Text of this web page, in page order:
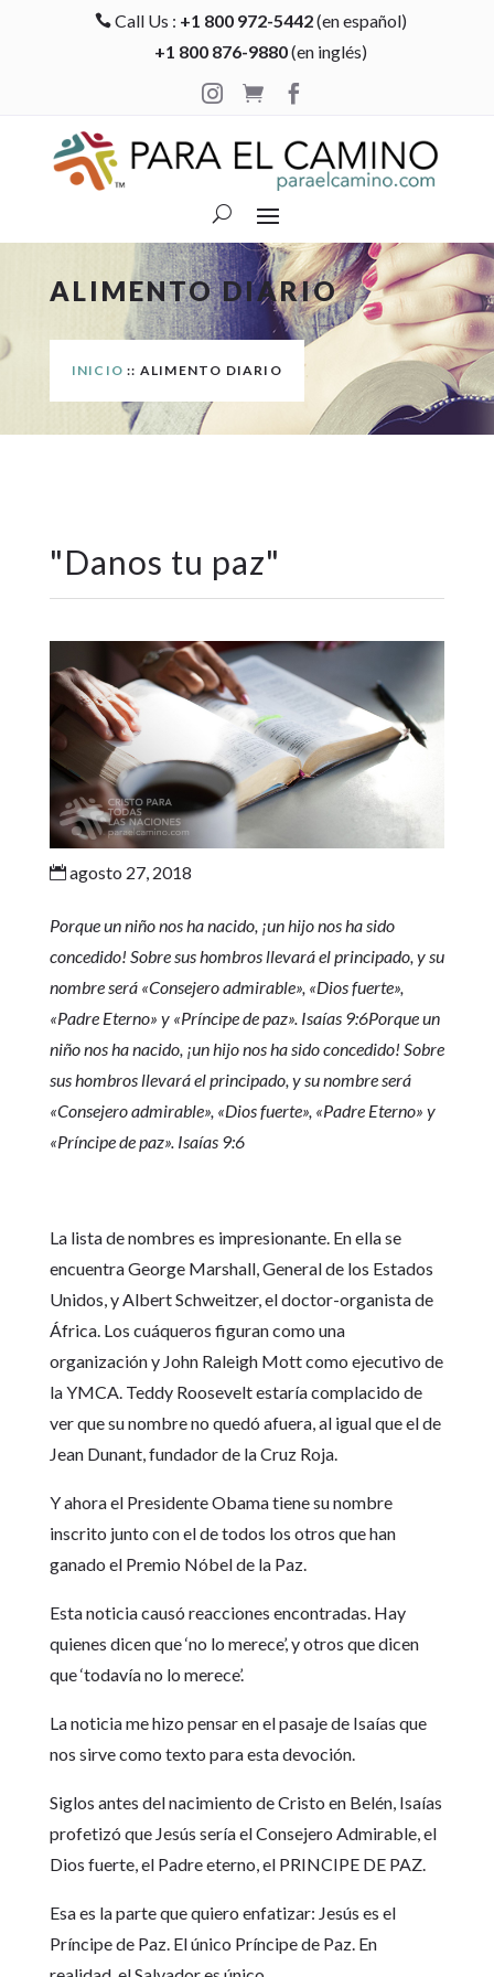
 Call Us : +1 800 972-5442(en español)
+1 800 876-9880(en inglés)

 
ALIMENTO DIARIO
INICIO :: ALIMENTO DIARIO
"Danos tu paz"
agosto 27, 2018
Porque un niño nos ha nacido, ¡un hijo nos ha sido
concedido! Sobre sus hombros llevará el principado, y su
nombre será «Consejero admirable», «Dios fuerte»,
«Padre Eterno» y «Príncipe de paz». Isaías 9:6Porque un
niño nos ha nacido, ¡un hijo nos ha sido concedido! Sobre
sus hombros llevará el principado, y su nombre será
«Consejero admirable», «Dios fuerte», «Padre Eterno» y
«Príncipe de paz». Isaías 9:6
La lista de nombres es impresionante. En ella se
encuentra George Marshall, General de los Estados
Unidos, y Albert Schweitzer, el doctor-organista de
África. Los cuáqueros figuran como una
organización y John Raleigh Mott como ejecutivo de
la YMCA. Teddy Roosevelt estaría complacido de
ver que su nombre no quedó afuera, al igual que el de
Jean Dunant, fundador de la Cruz Roja.
Y ahora el Presidente Obama tiene su nombre
inscrito junto con el de todos los otros que han
ganado el Premio Nóbel de la Paz.
Esta noticia causó reacciones encontradas. Hay
quienes dicen que ‘no lo merece’, y otros que dicen
que ‘todavía no lo merece’.
La noticia me hizo pensar en el pasaje de Isaías que
nos sirve como texto para esta devoción.
Siglos antes del nacimiento de Cristo en Belén, Isaías
profetizó que Jesús sería el Consejero Admirable, el
Dios fuerte, el Padre eterno, el PRINCIPE DE PAZ.
Esa es la parte que quiero enfatizar: Jesús es el
Príncipe de Paz. El único Príncipe de Paz. En